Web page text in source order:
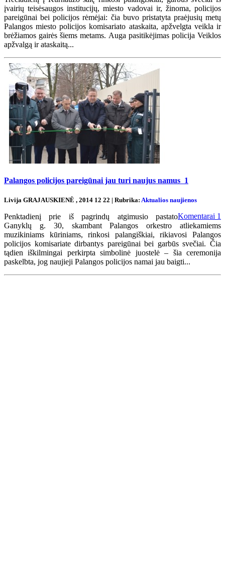
įvairių teisėsaugos institucijų, miesto vadovai ir, žinoma, policijos
pareigūnai bei policijos rėmėjai: čia buvo pristatyta praėjusių metų
Palangos miesto policijos komisariato ataskaita, apžvelgta veikla ir
brėžiamos gairės šiems metams. Auga pasitikėjimas policija Veiklos
apžvalgą ir ataskaitą...
Palangos policijos pareigūnai jau turi naujus namus 1
Livija GRAJAUSKIENĖ , 2014 12 22 | Rubrika: Aktualios naujienos
Komentarai 1
Penktadienį prie iš pagrindų atgimusio pastato
Ganyklų g. 30, skambant Palangos orkestro atliekamiems
muzikiniams kūriniams, rinkosi palangiškiai, rikiavosi Palangos
policijos komisariate dirbantys pareigūnai bei garbūs svečiai. Čia
tądien iškilmingai perkirpta simbolinė juostelė – šia ceremonija
paskelbta, jog naujieji Palangos policijos namai jau baigti...